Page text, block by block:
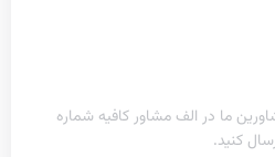
ما در الف مشاور کافیه شماره
کنید.